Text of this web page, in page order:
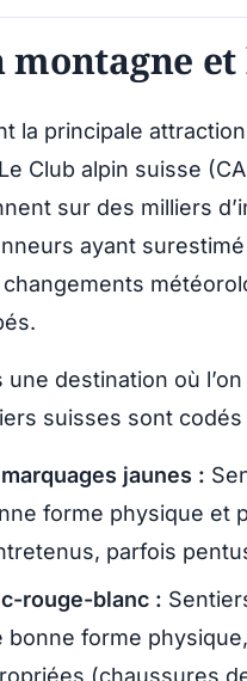
montagne
la principale
Club alpin suisse
sur des milliers
ayant
une destination où
suisses sont
jaunes :
forme physique et
parfois
rouge-blanc :
forme
(chaussures